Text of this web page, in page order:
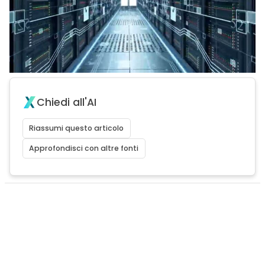
Chiedi all'AI
Riassumi questo articolo
Approfondisci con altre fonti